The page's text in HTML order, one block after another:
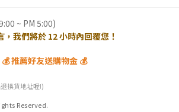
~ PM 5:00)
我們將於 12 小時內回覆您！
💰 推薦好友送購物金 💰
換貨地址喔!)
Reserved.